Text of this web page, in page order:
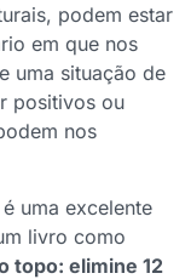
podem estar
em que nos
uma situação de
positivos ou
nos
uma excelente
livro como
topo: elimine 12